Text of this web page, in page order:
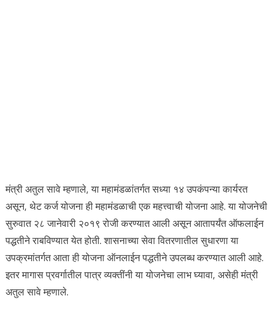
मंत्री अतुल सावे म्हणाले, या महामंडळांतर्गत सध्या १४ उपकंपन्या कार्यरत
असून, थेट कर्ज योजना ही महामंडळाची एक महत्त्वाची योजना आहे. या योजनेची
सुरुवात २८ जानेवारी २०१९ रोजी करण्यात आली असून आतापर्यंत ऑफलाईन
पद्धतीने राबविण्यात येत होती. शासनाच्या सेवा वितरणातील सुधारणा या
उपक्रमांतर्गत आता ही योजना ऑनलाईन पद्धतीने उपलब्ध करण्यात आली आहे.
इतर मागास प्रवर्गातील पात्र व्यक्तींनी या योजनेचा लाभ घ्यावा, असेही मंत्री
अतुल सावे म्हणाले.